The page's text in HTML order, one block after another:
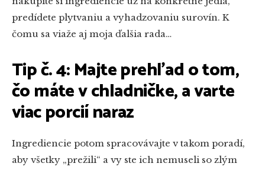
predídete plytvaniu a vyhadzovaniu surovín. K
čomu sa viaže aj moja ďalšia rada…
Tip č. 4: Majte prehľad o tom,
čo máte v chladničke, a varte
viac porcií naraz
Ingrediencie potom spracovávajte v takom poradí,
aby všetky „prežili“ a vy ste ich nemuseli so zlým